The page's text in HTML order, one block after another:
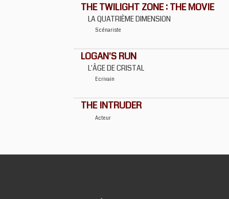
THE TWILIGHT ZONE : THE MOVIE
LA QUATRIÈME DIMENSION
Scénariste
LOGAN'S RUN
L'ÂGE DE CRISTAL
Ecrivain
THE INTRUDER
Acteur